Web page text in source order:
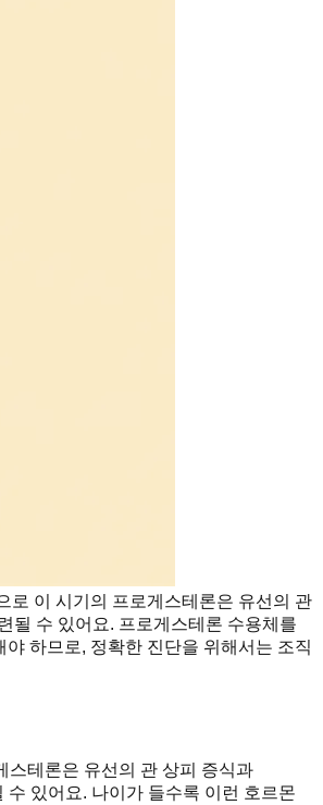
로 이 시기의 프로게스테론은 유선의 관
될 수 있어요. 프로게스테론 수용체를
하므로, 정확한 진단을 위해서는 조직
스테론은 유선의 관 상피 증식과
있어요. 나이가 들수록 이런 호르몬